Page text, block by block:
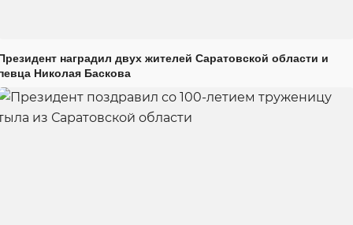
наградил двух жителей Саратовской области и
Николая Баскова